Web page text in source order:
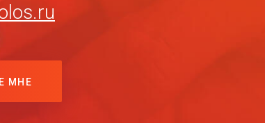
МНЕ